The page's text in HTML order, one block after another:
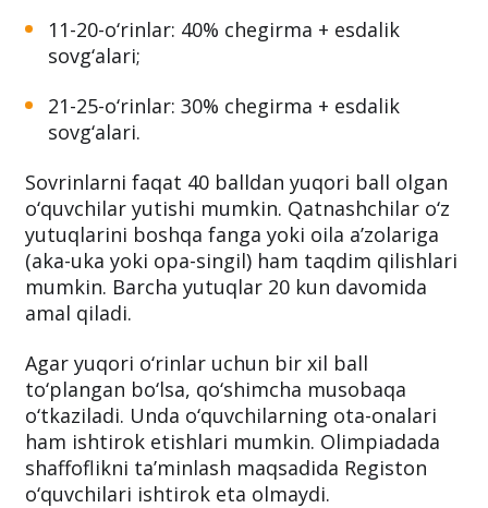
11-20-o‘rinlar: 40% chegirma + esdalik
sovg‘alari;
21-25-o‘rinlar: 30% chegirma + esdalik
sovg‘alari.
Sovrinlarni faqat 40 balldan yuqori ball olgan
o‘quvchilar yutishi mumkin. Qatnashchilar o‘z
yutuqlarini boshqa fanga yoki oila a’zolariga
(aka-uka yoki opa-singil) ham taqdim qilishlari
mumkin. Barcha yutuqlar 20 kun davomida
amal qiladi.
Agar yuqori o‘rinlar uchun bir xil ball
to‘plangan bo‘lsa, qo‘shimcha musobaqa
o‘tkaziladi. Unda o‘quvchilarning ota-onalari
ham ishtirok etishlari mumkin. Olimpiadada
shaffoflikni ta’minlash maqsadida Registon
o‘quvchilari ishtirok eta olmaydi.